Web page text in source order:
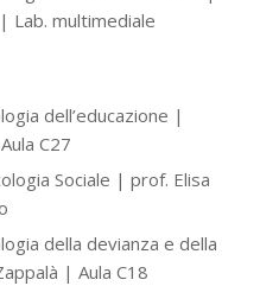
Lab. multimediale
dell’educazione |
C27
Sociale | prof. Elisa
della devianza e della
| Aula C18